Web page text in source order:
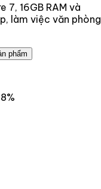
7, 16GB RAM và
làm việc văn phòng
phẩm
%